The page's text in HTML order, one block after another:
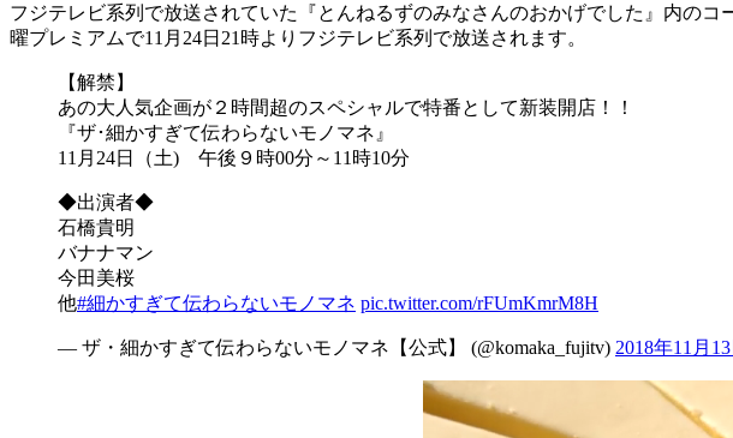
フジテレビ系列で放送されていた『とんねるずのみなさんのおかげでした』内の
曜プレミアムで11月24日21時よりフジテレビ系列で放送されます。
【解禁】
あの大人気企画が２時間超のスペシャルで特番として新装開店！！
『ザ･細かすぎて伝わらないモノマネ』
11月24日（土) 午後９時00分～11時10分
◆出演者◆
石橋貴明
バナナマン
今田美桜
他#細かすぎて伝わらないモノマネ pic.twitter.com/rFUmKmrM8H
— ザ・細かすぎて伝わらないモノマネ【公式】 (@komaka_fujitv) 2018年11月13